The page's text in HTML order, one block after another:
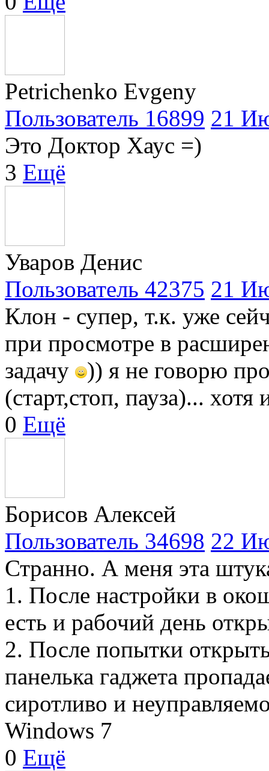
Petrichenko Evgeny
Пользователь 16899 21
Это Доктор Хаус =)
3 Ещё
Уваров Денис
Пользователь 42375 21
Клон - супер, т.к. уже
при просмотре в
задачу
)) я не говорю
(старт,стоп, пауза)...
0 Ещё
Борисов Алексей
Пользователь 34698 22
Странно. А меня эта
1. После настройки в
есть и рабочий день
2. После попытки
панелька гаджета
сиротливо и
Windows 7
0 Ещё